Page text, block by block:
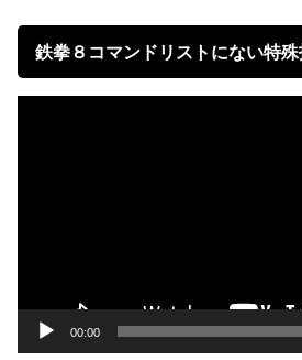
鉄拳８コマンドリストにない特
00:00